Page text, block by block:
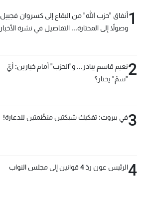
1أنفاق "حزب الله" من البقاع إلى كسروان فجبيل
وصولاً إلى المختارة... التفاصيل في نشرة الأخبار
2نعيم قاسم يبادر... و"الحزب" أمام خيارين: أيّ
"سمّ" يختار؟
3في بيروت: تفكيك شبكتين منظّمتين للدعارة!
4الرئيس عون ردّ 4 قوانين إلى مجلس النواب